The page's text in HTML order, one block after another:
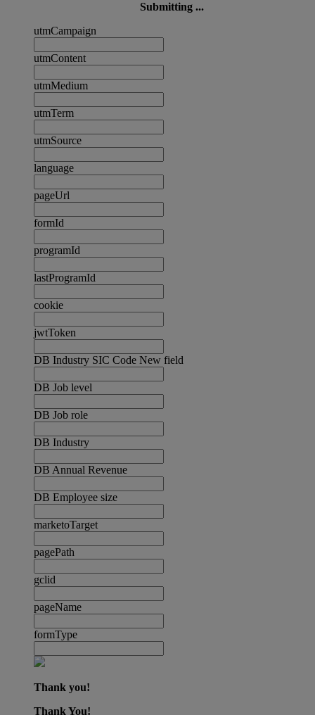
Submitting ...
utmCampaign
utmContent
utmMedium
utmTerm
utmSource
language
pageUrl
formId
programId
lastProgramId
cookie
jwtToken
DB Industry SIC Code New field
DB Job level
DB Job role
DB Industry
DB Annual Revenue
DB Employee size
marketoTarget
pagePath
gclid
pageName
formType
Thank you!
Thank You!